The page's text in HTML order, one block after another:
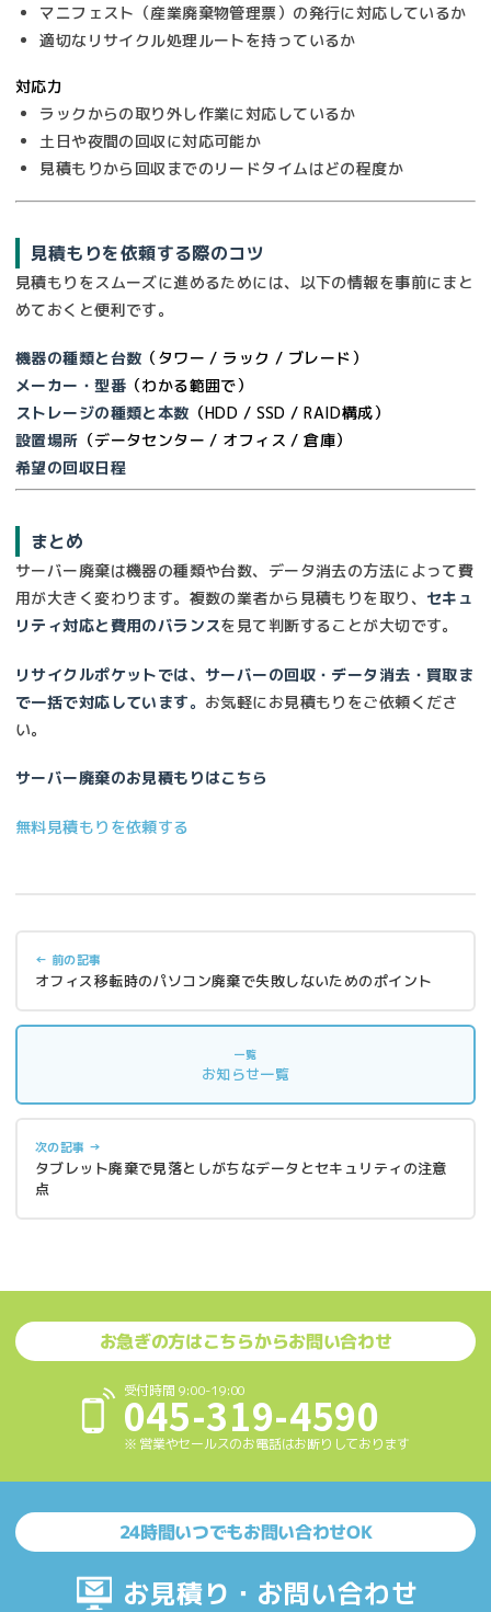
マニフェスト（産業廃棄物管理票）の発行に対応しているか
適切なリサイクル処理ルートを持っているか
対応力
ラックからの取り外し作業に対応しているか
土日や夜間の回収に対応可能か
見積もりから回収までのリードタイムはどの程度か
見積もりを依頼する際のコツ
見積もりをスムーズに進めるためには、以下の情報を事前にまと
めておくと便利です。
機器の種類と台数 （タワー / ラック / ブレード）
メーカー・型番（わかる範囲で）
ストレージの種類と本数 （HDD / SSD / RAID構成）
設置場所 （データセンター / オフィス / 倉庫）
希望の回収日程
まとめ
サーバー廃棄は機器の種類や台数、データ消去の方法によって費
用が大きく変わります。複数の業者から見積もりを取り、 セキュ
リティ対応と費用のバランスを見て判断することが大切です。
リサイクルポケットでは、サーバーの回収・データ消去・買取ま
で一括で対応しています。 お気軽にお見積もりをご依頼くださ
い。
サーバー廃棄のお見積もりはこちら
無料見積もりを依頼する
← 前の記事
オフィス移転時のパソコン廃棄で失敗しないためのポイント
一覧
お知らせ一覧
次の記事 →
タブレット廃棄で見落としがちなデータとセキュリティの注意
点
お急ぎの方はこちらからお問い合わせ
受付時間 9:00-19:00
045-319-4590
※ 営業やセールスのお電話はお断りしております
24時間いつでもお問い合わせOK
お見積り・お問い合わせ